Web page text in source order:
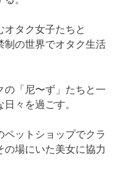
オタク女子たちと
制の世界でオタク生活
の「尼〜ず」たちと一
々を過ごす。
ットショップでクラ
場にいた美女に協力